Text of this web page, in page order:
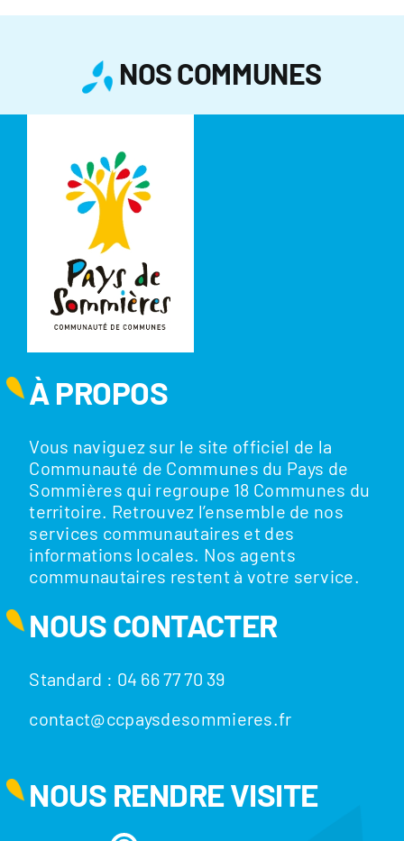
NOS COMMUNES
À PROPOS
Vous naviguez sur le site officiel de la
Communauté de Communes du Pays de
Sommières qui regroupe 18 Communes du
territoire. Retrouvez l’ensemble de nos
services communautaires et des
informations locales. Nos agents
communautaires restent à votre service.
NOUS CONTACTER
Standard : 04 66 77 70 39
contact@ccpaysdesommieres.fr
NOUS RENDRE VISITE